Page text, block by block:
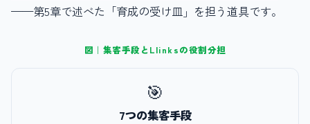
——第5章で述べた「育成の受け皿」を担う道具です。
図｜集客手段とLlinksの役割分担
🎯
7つの集客手段